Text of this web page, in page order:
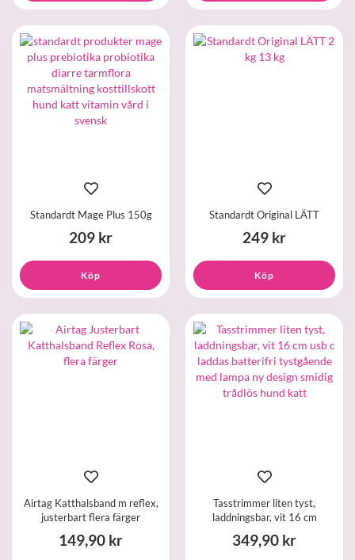
Standardt Mage Plus 150g
209 kr
Köp
Standardt Original LÄTT
249 kr
Köp
Airtag Katthalsband m reflex,
justerbart flera färger
149,90 kr
Tasstrimmer liten tyst,
laddningsbar, vit 16 cm
349,90 kr